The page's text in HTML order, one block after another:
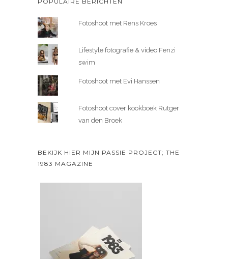
Fotoshoot met Rens Kroes
Lifestyle fotografie & video Fenzi
swim
Fotoshoot met Evi Hanssen
Fotoshoot cover kookboek Rutger
van den Broek
BEKIJK HIER MIJN PASSIE PROJECT; THE
1983 MAGAZINE